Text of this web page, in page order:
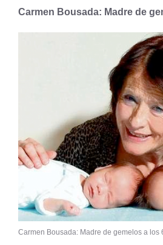
Carmen Bousada: Madre de
Carmen Bousada: Madre de gemelos a los